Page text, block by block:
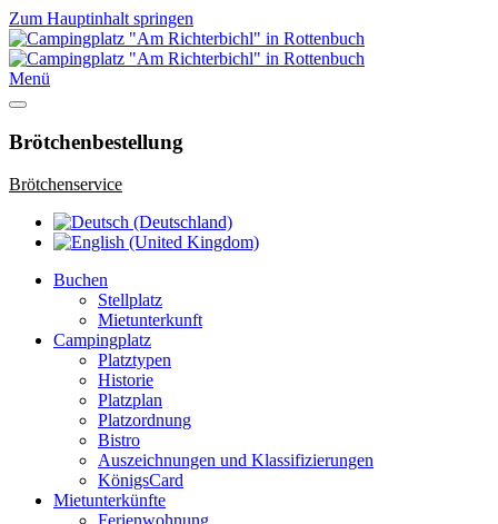
Zum Hauptinhalt springen
Menü
Brötchenbestellung
Brötchenservice
Buchen
Stellplatz
Mietunterkunft
Campingplatz
Platztypen
Historie
Platzplan
Platzordnung
Bistro
Auszeichnungen und Klassifizierungen
KönigsCard
Mietunterkünfte